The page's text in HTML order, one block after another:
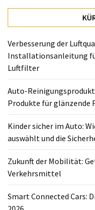
auswählt
Sicherheit
gewährleistet
der
Mobilität:
Mobilität
und
Verkehrsmittel
Connected
Verbesserung der
Installationsanleitung
Luftfilter
Auto-
Produkte für glänzende
Kinder sicher im Auto:
auswählt und die
Zukunft der Mobilität:
Verkehrsmittel
Smart Connected Cars: